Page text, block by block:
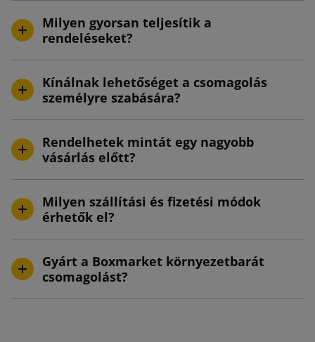
Milyen gyorsan teljesítik a
rendeléseket?
Kínálnak lehetőséget a csomagolás
személyre szabására?
Rendelhetek mintát egy nagyobb
vásárlás előtt?
Milyen szállítási és fizetési módok
érhetők el?
Gyárt a Boxmarket környezetbarát
csomagolást?